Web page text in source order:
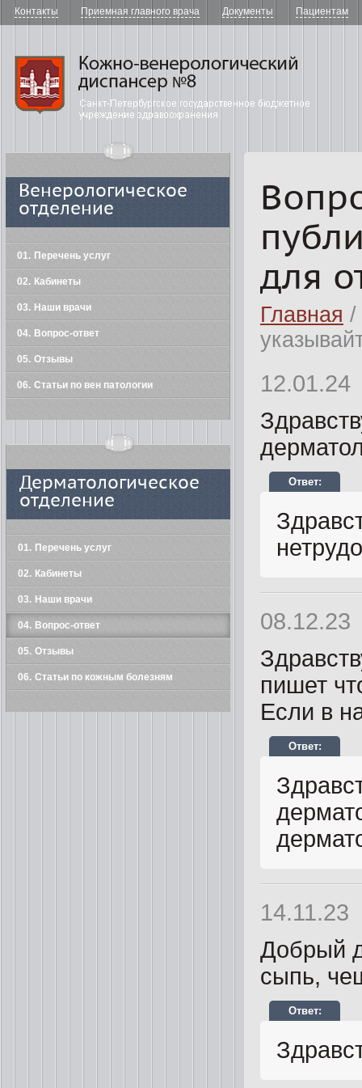
для
Главная /
12.01.24
08.12.23
пишет
Если в
14.11.23
Добрый
сыпь,
Венерологическое
отделение
01 Перечень услуг
02 Кабинеты
03 Наши врачи
04 Вопрос-ответ
05 Отзывы
06 Статьи по вен патологии
Дерматологическое
отделение
01 Перечень услуг
02 Кабинеты
03 Наши врачи
04 Вопрос-ответ
05 Отзывы
06 Статьи по кожным болезням
Контакты Приемная главного врача Документы Пациентам